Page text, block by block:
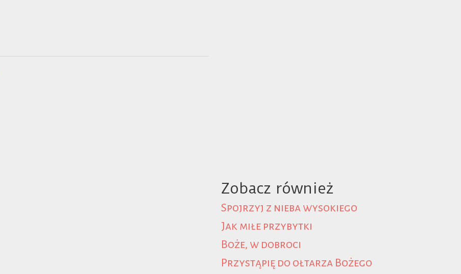
Zobacz również
Spojrzyj z nieba wysokiego
Jak miłe przybytki
Boże, w dobroci
Przystąpię do ołtarza Bożego